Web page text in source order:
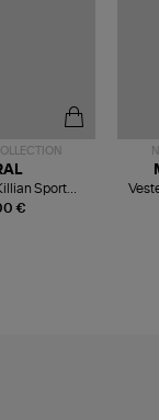
€
Sport